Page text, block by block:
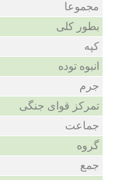
مجموعا
بطور کلی
کپه
انبوه توده
جرم
تمرکز قوای جنگی
جماعت
گروه
جمع